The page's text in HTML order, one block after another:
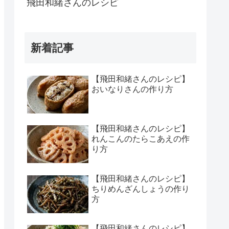
飛田和緒さんのレシピ
新着記事
【飛田和緒さんのレシピ】
おいなりさんの作り方
【飛田和緒さんのレシピ】
れんこんのたらこあえの作
り方
【飛田和緒さんのレシピ】
ちりめんざんしょうの作り
方